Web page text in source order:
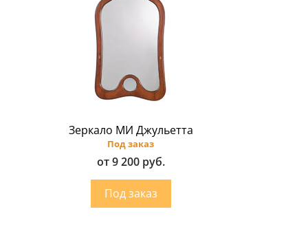
Зеркало МИ Джульетта
Под заказ
от 9 200 руб.